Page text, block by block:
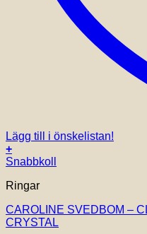
Lägg till i önskelistan!
+
Snabbkoll
Ringar
CAROLINE SVEDBOM –
CRYSTAL